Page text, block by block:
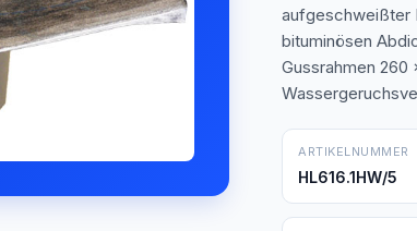
aufgeschweißter
bituminösen
Gussrahmen 260
ARTIKELNUMMER
HL616.1HW/5